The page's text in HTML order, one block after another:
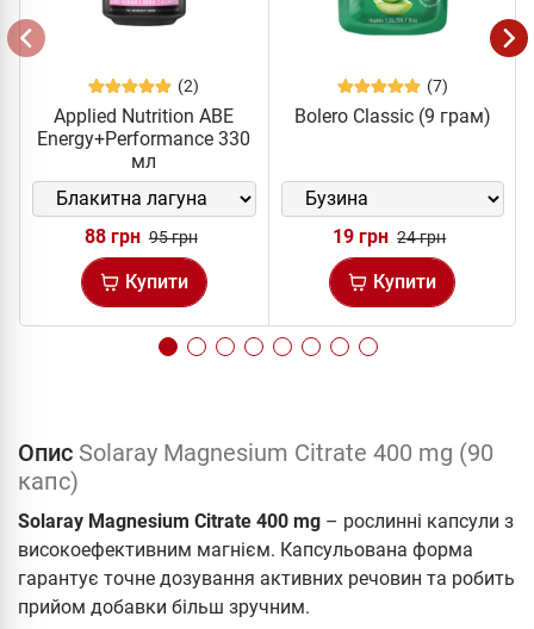
(2)
Applied Nutrition ABE
Energy+Performance 330
мл
88 грн 95 грн
Купити
(7)
Bolero Classic (9 грам)
19 грн 24 грн
Купити
Опис Solaray Magnesium Citrate 400 mg (90
капс)
Solaray Magnesium Citrate 400 mg – рослинні капсули з
високоефективним магнієм. Капсульована форма
гарантує точне дозування активних речовин та робить
прийом добавки більш зручним.